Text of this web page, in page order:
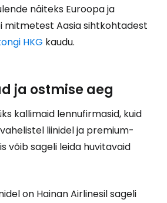
näiteks Euroopa ja
mitmetest Aasia sihtkohtadest
HKG kaudu.
ja ostmise aeg
kallimaid lennufirmasid, kuid
liinidel ja premium-
võib sageli leida huvitavaid
on Hainan Airlinesil sageli